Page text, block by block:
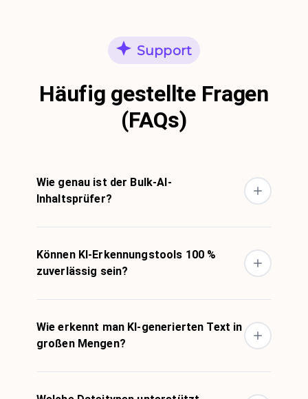
Support
Häufig gestellte Fragen
(FAQs)
Wie genau ist der Bulk-AI-
Inhaltsprüfer?
Können KI-Erkennungstools 100 %
zuverlässig sein?
Wie erkennt man KI-generierten Text in
großen Mengen?